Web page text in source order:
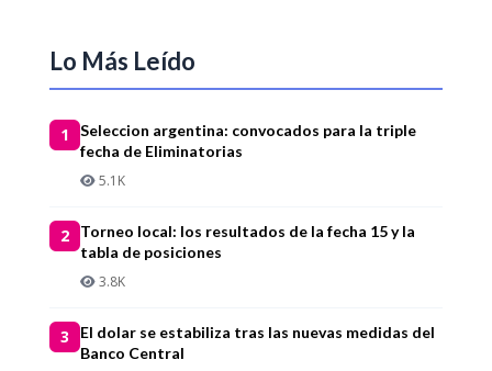
Lo Más Leído
1
Seleccion argentina: convocados para la triple
fecha de Eliminatorias
5.1K
2
Torneo local: los resultados de la fecha 15 y la
tabla de posiciones
3.8K
3
El dolar se estabiliza tras las nuevas medidas del
Banco Central